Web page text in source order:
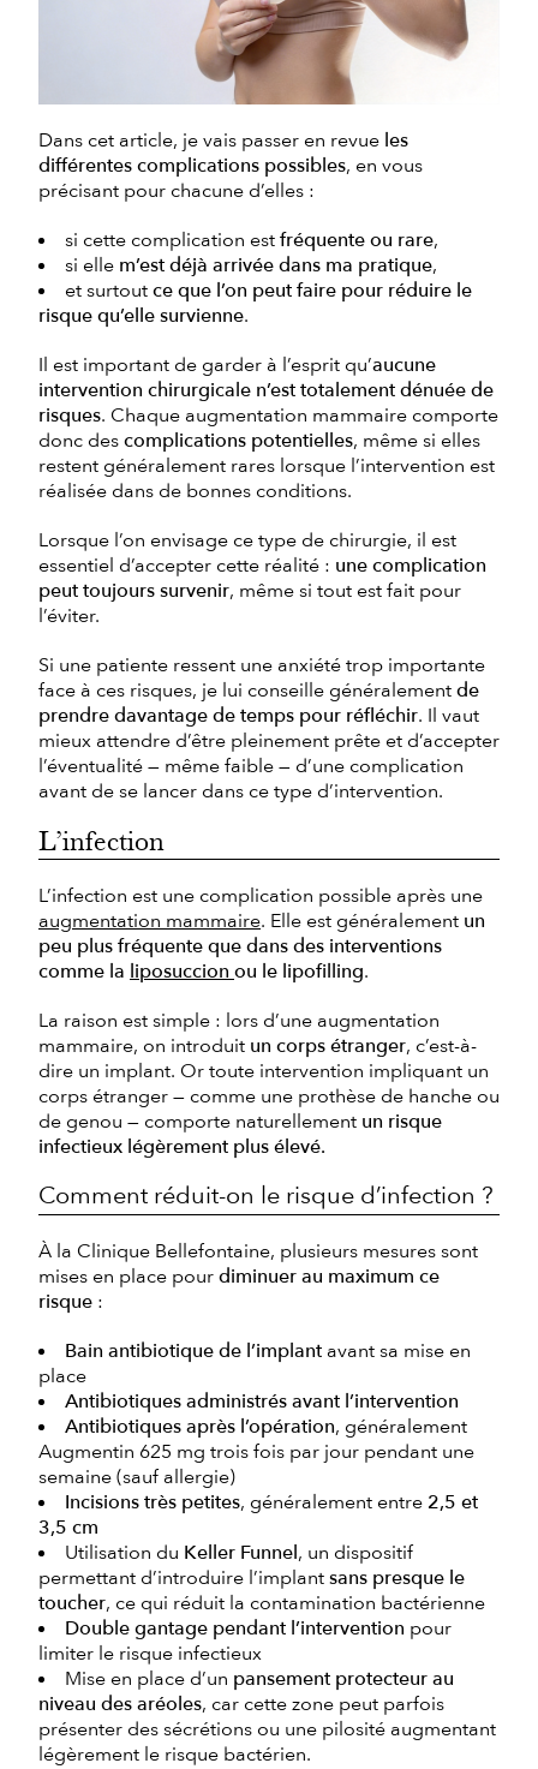
Dans cet article, je vais passer en revue les
différentes complications possibles, en vous
précisant pour chacune d’elles :
si cette complication estfréquente ou rare,
si elle m’est déjà arrivée dans ma pratique,
et surtoutce que l’on peut faire pour réduire le
risque qu’elle survienne.
Il est important de garder à l’esprit qu’aucune
intervention chirurgicale n’est totalement dénuée de
risques. Chaque augmentation mammaire comporte
donc descomplications potentielles, même si elles
restent généralement rares lorsque l’intervention est
réalisée dans de bonnes conditions.
Lorsque l’on envisage ce type de chirurgie, il est
essentiel d’accepter cette réalité : une complication
peut toujours survenir, même si tout est fait pour
l’éviter.
Si une patiente ressent une anxiété trop importante
face à ces risques, je lui conseille généralementde
prendre davantage de temps pour réfléchir. Il vaut
mieux attendre d’être pleinement prête et d’accepter
l’éventualité — même faible — d’une complication
avant de se lancer dans ce type d’intervention.
L’infection
L’infection est une complication possible après une
augmentation mammaire. Elle est généralement un
peu plus fréquente que dans des interventions
comme la liposuccion ou le lipofilling.
La raison est simple : lors d’une augmentation
mammaire, on introduit un corps étranger, c’est-à-
dire un implant. Or toute intervention impliquant un
corps étranger — comme une prothèse de hanche ou
de genou — comporte naturellement un risque
infectieux légèrement plus élevé.
Comment réduit-on le risque d’infection ?
À la Clinique Bellefontaine, plusieurs mesures sont
mises en place pourdiminuer au maximum ce
risque :
Bain antibiotique de l’implant avant sa mise en
place
Antibiotiques administrés avant l’intervention
Antibiotiques après l’opération, généralement
Augmentin 625 mg trois fois par jour pendant une
semaine (sauf allergie)
Incisions très petites, généralement entre 2,5 et
3,5 cm
Utilisation du Keller Funnel, un dispositif
permettant d’introduire l’implantsans presque le
toucher, ce qui réduit la contamination bactérienne
Double gantage pendant l’intervention pour
limiter le risque infectieux
Mise en place d’un pansement protecteur au
niveau des aréoles, car cette zone peut parfois
présenter des sécrétions ou une pilosité augmentant
légèrement le risque bactérien.